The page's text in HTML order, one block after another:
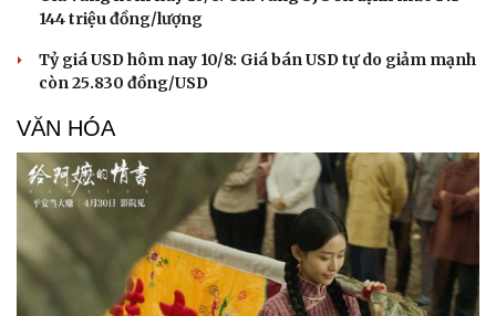
144 triệu đồng/lượng
Tỷ giá USD hôm nay 10/8: Giá bán USD tự do giảm mạnh
còn 25.830 đồng/USD
VĂN HÓA